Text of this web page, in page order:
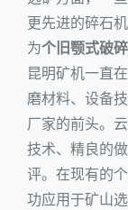
更先进的碎石
为个旧颚式破
昆明矿机一直
磨材料、设备
厂家的前头。
技术、精良的
评。在现有的
功应用于矿山